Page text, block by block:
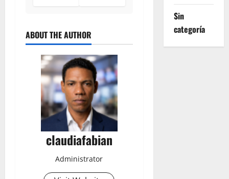
ABOUT THE AUTHOR
claudiafabian
Administrator
Sin
categoría